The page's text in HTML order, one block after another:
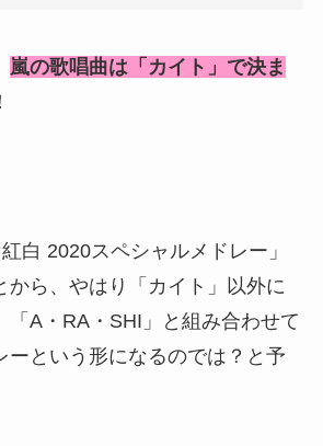
嵐の歌唱曲は「カイト」で決ま
白 2020スペシャルメドレー」
から、やはり「カイト」以外に
「A・RA・SHI」と組み合わせて
ーという形になるのでは？と予